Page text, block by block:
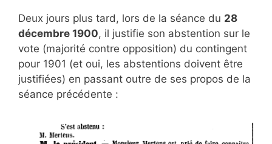
Deux jours plus tard, lors de la séance du 28
décembre 1900, il justifie son abstention sur le
vote (majorité contre opposition) du contingent
pour 1901 (et oui, les abstentions doivent être
justifiées) en passant outre de ses propos de la
séance précédente :